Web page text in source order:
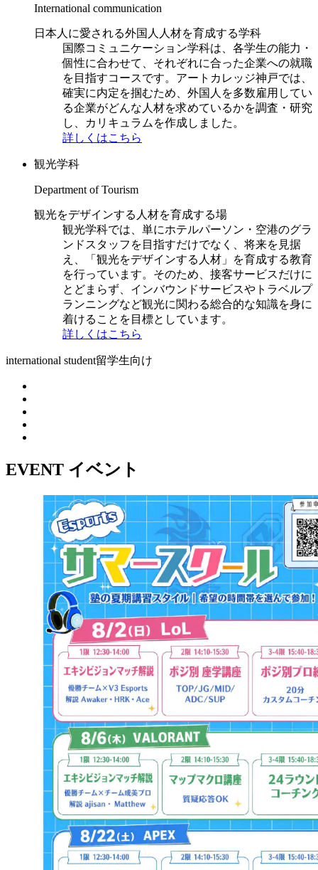
International communication
日本人に愛される外国人人材を育成する学科
国際コミュニケーション学科は、各学生の能力・
個性に合わせて、それぞれに合った企業への就職
を目指すコースです。アートカレッジ神戸では、
確実に内定を掴むため、外国人を多数雇用してい
る企業がどんな人材を求めているかを調査・研究
し、カリキュラムを作成しました。
詳しくはこちら
観光学科
Department of Tourism
観光をデザインする人材を育成する場
観光学科では、単にホテルパーソン・空港のグラ
ンドスタッフを目指すだけでなく、将来を見据
え、「観光をデザインする人材」を育成する教育
を行っています。そのため、接客サービスだけに
とどまらず、インバウンドサービスやトラベルプ
ランニングなど観光に関わる総合的な知識を身に
着けることを目標としています。
詳しくはこちら
international student留学生向け
EVENT イベント